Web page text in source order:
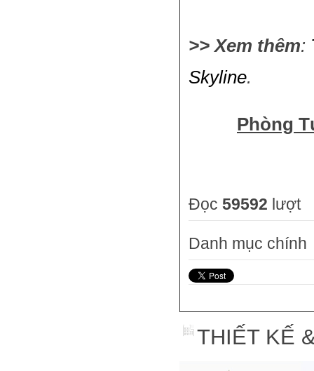
>> Xem thêm:
Skyline.
Phòng
Đọc 59592 lượt
Danh mục chính
THIẾT KẾ